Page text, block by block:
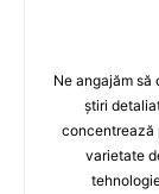
Ne angajăm să
știri
concentrează
varietate